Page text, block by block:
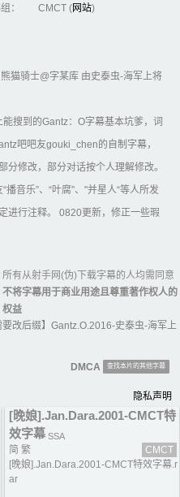
： CMCT (网站)
猫骑士@字某库 由史泰虫-海军上将
搜到的Gantz：O字幕基本坑爹，词
吧吧友gouki_chen的自制字幕，
分修改，部分对话按个人理解修改。
音乐”、“叶腐”、"并星人“等人所发
进行注释。 0820更新，修正一些瑕
所有从射手网(伪)下载字幕的人均需同意
不将字幕用于商业用途且尊重著作权人的
权益
改后缀】Gantz.O.2016-史泰虫-海军上
DMCA 查找本片的其他字幕
隐私声明
[晚娘].Jan.Dara.2001-CMCT特
效字幕 SSA
简 繁
CMCT
[晚娘].Jan.Dara.2001-CMCT特效字幕.r
ar